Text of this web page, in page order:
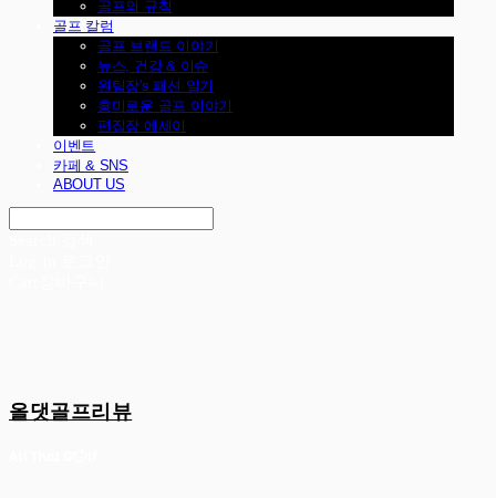
골프의 규칙
골프 칼럼
골프 브랜드 이야기
뉴스, 건강 & 이슈
원팀장's 패션 일기
흥미로운 골프 이야기
편집장 에세이
이벤트
카페 & SNS
ABOUT US
올댓골프리뷰